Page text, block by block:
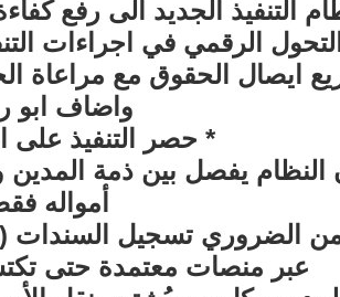
التنفيذ الجديد الى رفع
الرقمي في اجراءات
ايصال الحقوق مع مراعاة
واضاف ابو
* حصر التنفيذ على
يفصل بين ذمة المدين
أمواله
الضروري تسجيل السندات
عبر منصات معتمدة حتى